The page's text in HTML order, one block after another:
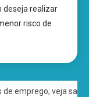
deseja realizar
risco de
de emprego; veja